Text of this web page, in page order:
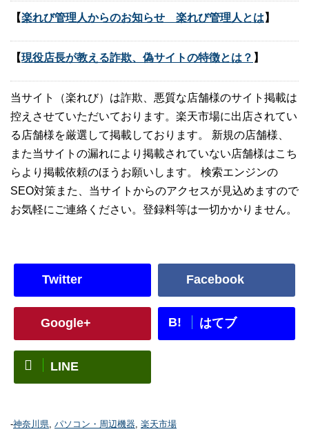
【楽れび管理人からのお知らせ 楽れび管理人とは 】
【現役店長が教える詐欺、偽サイトの特徴とは？ 】
当サイト（楽れび）は詐欺、悪質な店舗様のサイト掲載は
控えさせていただいております。楽天市場に出店されてい
る店舗様を厳選して掲載しております。 新規の店舗様、
また当サイトの漏れにより掲載されていない店舗様はこち
らより掲載依頼のほうお願いします。 検索エンジンの
SEO対策また、当サイトからのアクセスが見込めますので
お気軽にご連絡ください。登録料等は一切かかりません。
Twitter Facebook
Google+ B! はてブ
LINE
-神奈川県, パソコン・周辺機器, 楽天市場